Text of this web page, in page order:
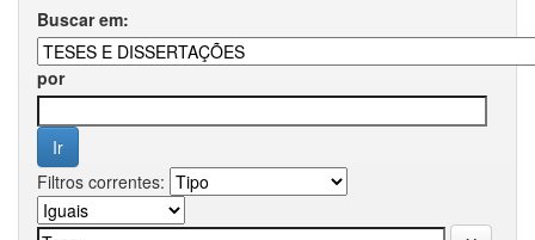
Buscar em:
por
Filtros correntes: